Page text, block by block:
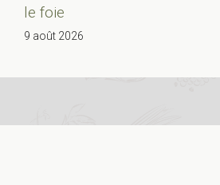
le foie
9 août 2026